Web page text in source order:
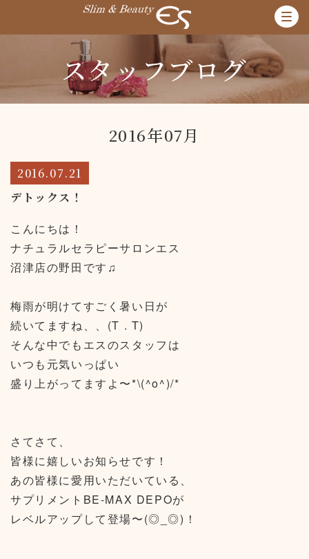
スタッフブログ
2016年07月
2016.07.21
デトックス！
こんにちは！
ナチュラルセラピーサロンエス
沼津店の野田です♫
梅雨が明けてすごく暑い日が
続いてますね、、(T . T)
そんな中でもエスのスタッフは
いつも元気いっぱい
盛り上がってますよ〜*\(^o^)/*
さてさて、
皆様に嬉しいお知らせです！
あの皆様に愛用いただいている、
サプリメントBE-MAX DEPOが
レベルアップして登場〜(◎_◎)！